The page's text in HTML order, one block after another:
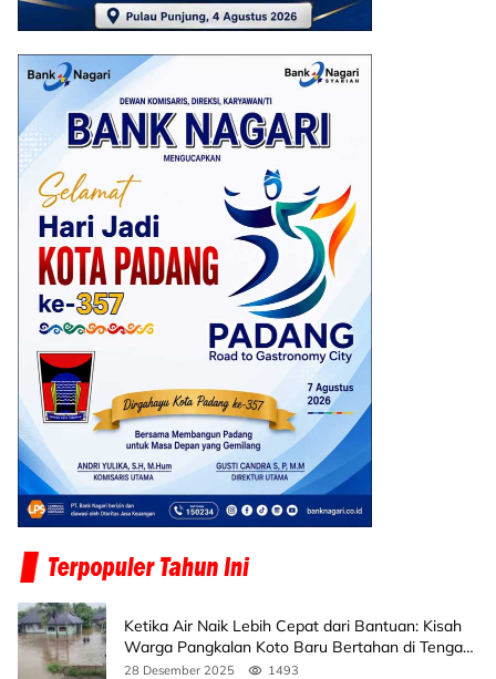
Ketika Air Naik Lebih Cepat dari Bantuan: Kisah
Warga Pangkalan Koto Baru Bertahan di Tengah
Banjir
28 Desember 2025 1493